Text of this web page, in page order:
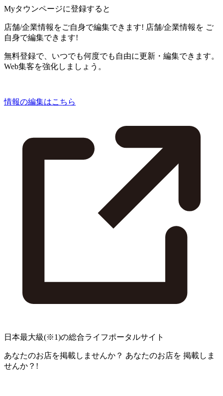
Myタウンページに登録すると
店舗/企業情報をご自身で編集できます! 店舗/企業情報を ご
自身で編集できます!
無料登録で、いつでも何度でも自由に更新・編集できます。
Web集客を強化しましょう。
情報の編集はこちら
日本最大級(※1)の総合ライフポータルサイト
あなたのお店を掲載しませんか？ あなたのお店を 掲載しま
せんか？!